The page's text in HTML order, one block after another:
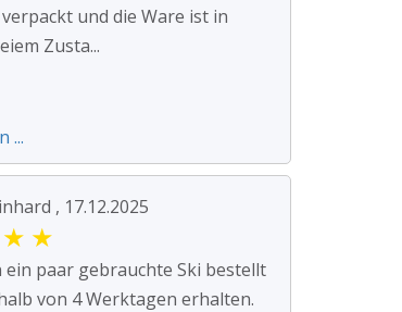
und die Ware ist in
Zusta...
...
, 17.12.2025
★ ★
ein paar gebrauchte Ski bestellt
von 4 Werktagen erhalten.